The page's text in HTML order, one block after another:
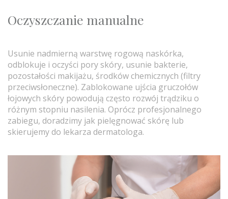
Oczyszczanie manualne
Usunie nadmierną warstwę rogową naskórka,
odblokuje i oczyści pory skóry, usunie bakterie,
pozostałości makijażu, środków chemicznych (filtry
przeciwsłoneczne). Zablokowane ujścia gruczołów
łojowych skóry powodują często rozwój trądziku o
różnym stopniu nasilenia. Oprócz profesjonalnego
zabiegu, doradzimy jak pielęgnować skórę lub
skierujemy do lekarza dermatologa.